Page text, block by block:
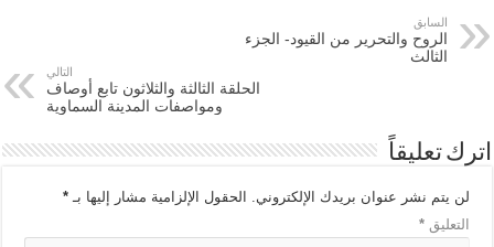
السابق
الروح والتحرير من القيود- الجزء
الثالث
التالي
الحلقة الثالثة والثلاثون تابع أوصاف
ومواصفات المدينة السماوية
اترك تعليقاً
لن يتم نشر عنوان بريدك الإلكتروني. الحقول الإلزامية مشار إليها بـ*
التعليق*